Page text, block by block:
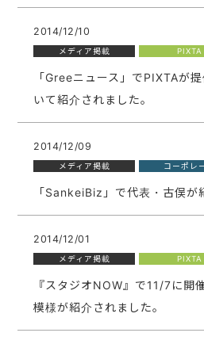
2014/12/10
メディア掲載 PIXTA
「Greeニュース」でPIXTAが
いて紹介されました。
2014/12/09
メディア掲載 コーポレ
「SankeiBiz」で代表・古俣が
2014/12/01
メディア掲載 PIXTA
『スタジオNOW』で11/7に開
模様が紹介されました。